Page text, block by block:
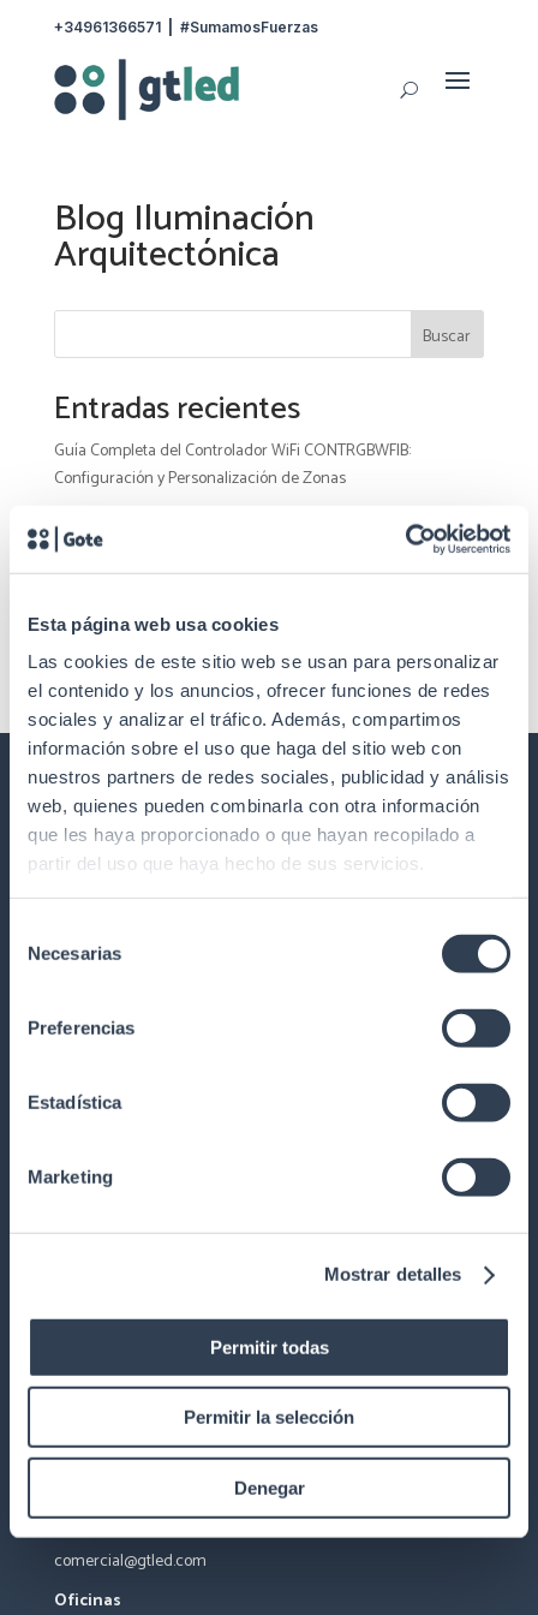
Esta página web usa cookies
Las cookies de este sitio web se usan para personalizar
el contenido y los anuncios, ofrecer funciones de redes
sociales y analizar el tráfico. Además, compartimos
información sobre el uso que haga del sitio web con
nuestros partners de redes sociales, publicidad y análisis
web, quienes pueden combinarla con otra información
que les haya proporcionado o que hayan recopilado a
partir del uso que haya hecho de sus servicios.
Necesarias
Preferencias
Estadística
Marketing
Mostrar detalles
Permitir todas
Permitir la selección
Denegar
+34961366571| #SumamosFuerzas
Blog Iluminación
Arquitectónica
Buscar
Entradas recientes
Guía Completa del Controlador WiFi CONTRGBWFIB:
Configuración y Personalización de Zonas
Segura con Cinta Autovulcanizable
Comentarios recientes
No hay comentarios que mostrar.
GTLED ILUMINACIÓN Y REGULACIÓN
LED
Formación
Garantía y devoluciones
Regulación
CONTACTO
(34) 961 366 571
comercial@gtled.com
Oficinas